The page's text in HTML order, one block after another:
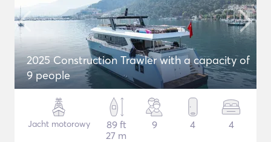
2025 Construction Trawler with a capacity of
9 people
Jacht motorowy
89 ft
27 m
9 4 4